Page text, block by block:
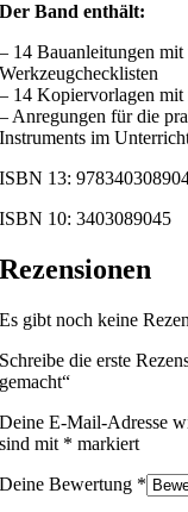
Der Band enthält:
– 14 Bauanleitungen
Werkzeugchecklisten
– 14 Kopiervorlagen
– Anregungen für die
Instruments im
ISBN 13:
ISBN 10: 3403089045
Rezensionen
Es gibt noch keine
Schreibe die erste
gemacht“
Deine E-Mail-Adresse
sind mit * markiert
Deine Bewertung *